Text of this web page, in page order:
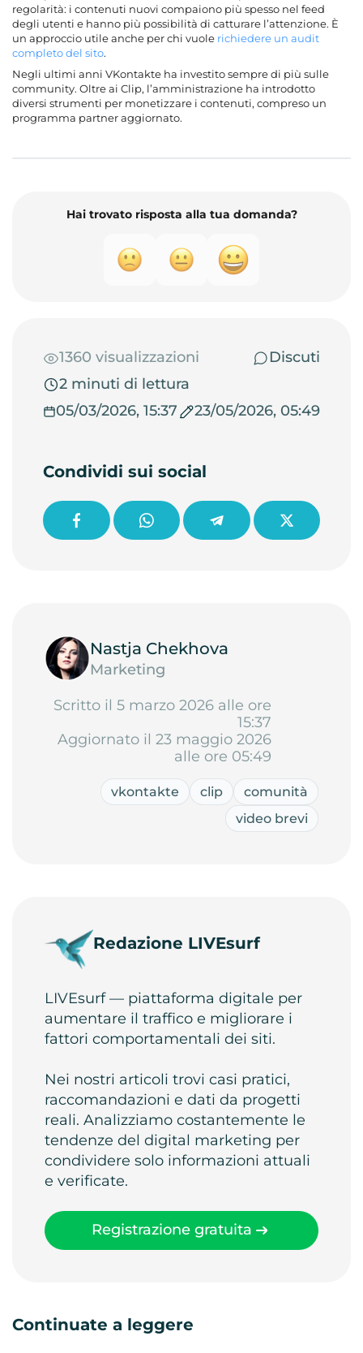
regolarità: i contenuti nuovi compaiono più spesso nel feed
degli utenti e hanno più possibilità di catturare l’attenzione. È
un approccio utile anche per chi vuole richiedere un audit
completo del sito.
Negli ultimi anni VKontakte ha investito sempre di più sulle
community. Oltre ai Clip, l’amministrazione ha introdotto
diversi strumenti per monetizzare i contenuti, compreso un
programma partner aggiornato.
Hai trovato risposta alla tua domanda?
1360 visualizzazioni
Discuti
2 minuti di lettura
05/03/2026, 15:37
23/05/2026, 05:49
Condividi sui social
Nastja Chekhova
Marketing
Scritto il 5 marzo 2026 alle ore
15:37
Aggiornato il 23 maggio 2026
alle ore 05:49
vkontakte clip
comunità
video brevi
Redazione LIVEsurf
LIVEsurf — piattaforma digitale per
aumentare il traffico e migliorare i
fattori comportamentali dei siti.
Nei nostri articoli trovi casi pratici,
raccomandazioni e dati da progetti
reali. Analizziamo costantemente le
tendenze del digital marketing per
condividere solo informazioni attuali
e verificate.
Registrazione gratuita
Continuate a leggere